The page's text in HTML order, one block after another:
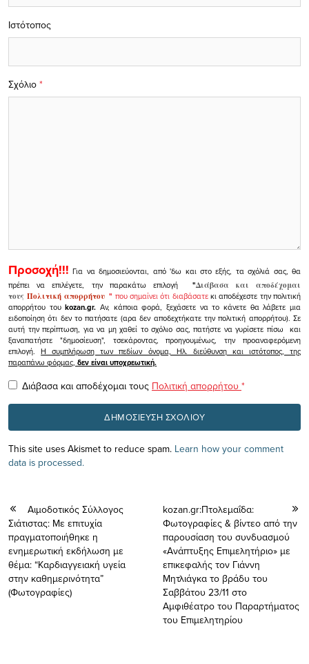
Σχόλιο *
Ιστότοπος
Προσοχή!!! Για να δημοσιεύονται, από 'δω και στο εξής, τα σχόλιά σας, θα
πρέπει να επιλέγετε, την παρακάτω επιλογή
"Διάβασα και αποδέχομαι
τουςΠολιτική απορρήτου" που σημαίνει ότι διαβάσατεκι αποδέχεστε την πολιτική
απορρήτου τουkozan.gr. Αν, κάποια φορά, ξεχάσετε να το κάνετε θα λάβετε μια
ειδοποίηση ότι δεν το πατήσατε (αρα δεν αποδεχτήκατε την πολιτική απορρήτου). Σε
αυτή την περίπτωση, για να μη χαθεί το σχόλιο σας, πατήστε να γυρίσετε πίσω και
ξαναπατήστε "δημοσίευση", τσεκάροντας, προηγουμένως, την προαναφερόμενη
επιλογή.Η συμπλήρωση των πεδίων όνομα, Ηλ. διεύθυνση και ιστότοπος, της
παραπάνω φόρμας, δεν είναι υποχρεωτική.
Διάβασα και αποδέχομαι τους Πολιτική απορρήτου *
This site uses Akismet to reduce spam. Learn how your comment
data is processed.
Αιμοδοτικός Σύλλογος
Σιάτιστας: Με επιτυχία
πραγματοποιήθηκε η
ενημερωτική εκδήλωση με
θέμα: “Καρδιαγγειακή υγεία
στην καθημερινότητα”
(Φωτογραφίες)
kozan.gr:Πτολεμαΐδα:
Φωτογραφίες & βίντεο από την
παρουσίαση του συνδυασμού
«Ανάπτυξης Επιμελητήριο» με
επικεφαλής τον Γιάννη
Μητλιάγκα το βράδυ του
Σαββάτου 23/11 στο
Αμφιθέατρο του Παραρτήματος
του Επιμελητηρίου